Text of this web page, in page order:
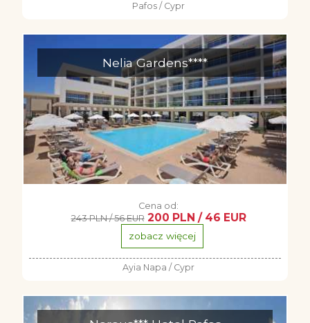
Pafos / Cypr
Nelia Gardens****
Cena od:
243 PLN / 56 EUR 200 PLN / 46 EUR
zobacz więcej
Ayia Napa / Cypr